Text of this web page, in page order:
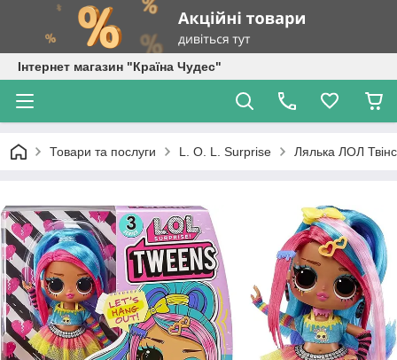
Інтернет магазин "Країна Чудес"
Товари та послуги L. O. L. Surprise Лялька ЛОЛ